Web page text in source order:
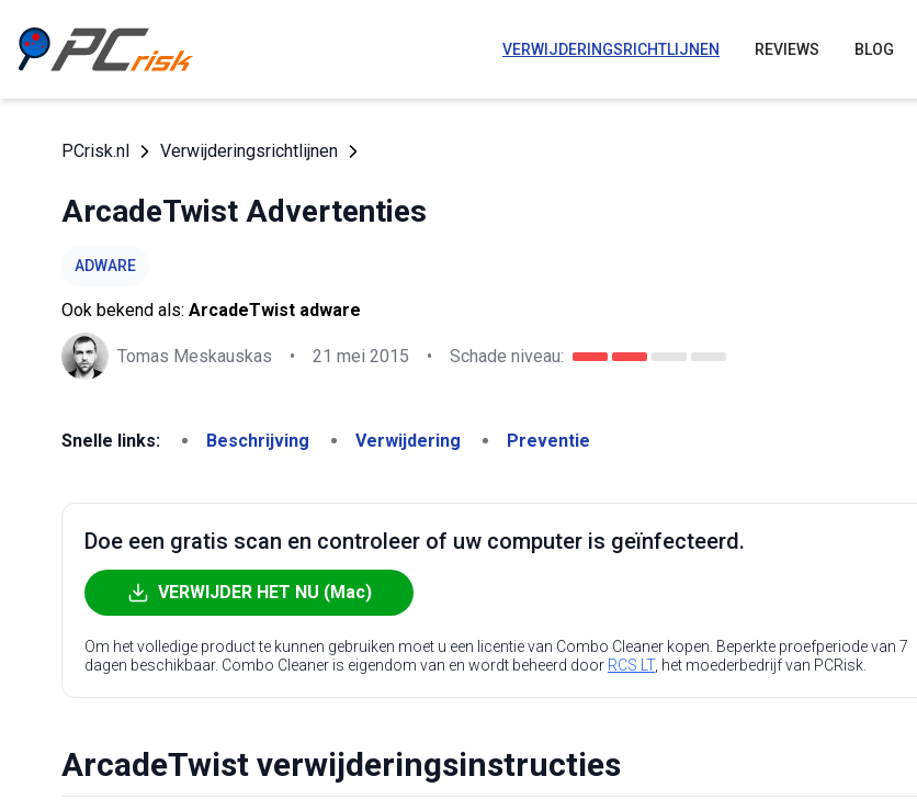
VERWIJDERINGSRICHTLIJNEN REVIEWS BLOG
PCrisk.nl Verwijderingsrichtlijnen
ArcadeTwist Advertenties
ADWARE
Ook bekend als: ArcadeTwist adware
Tomas Meskauskas • 21 mei 2015 • Schade niveau:
Snelle links: Beschrijving Verwijdering Preventie
Doe een gratis scan en controleer of uw computer is geïnfecteerd.
VERWIJDER HET NU (Mac)
Om het volledige product te kunnen gebruiken moet u een licentie van Combo Cleaner kopen. Beperkte proefperiode van 7
dagen beschikbaar. Combo Cleaner is eigendom van en wordt beheerd door RCS LT, het moederbedrijf van PCRisk.
ArcadeTwist verwijderingsinstructies